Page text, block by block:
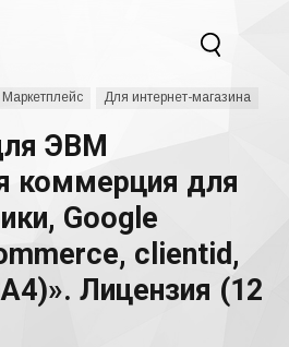
Для интернет-магазина
ЭВМ
коммерция для
Google
clientid,
Лицензия (12